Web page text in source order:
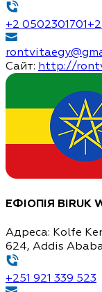
+2 0502301701
Сайт: http://
ЕФІОПІЯ BIRUK
Адреса: Kolfe
624, Addis
+251 921 339 523